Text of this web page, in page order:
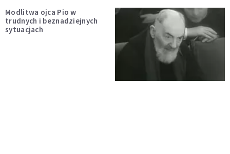
Modlitwa ojca Pio w
trudnych i beznadziejnych
sytuacjach